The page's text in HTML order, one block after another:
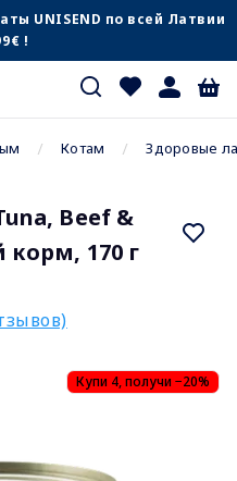
UNISEND по всей Латвии
!
Котам Здоровые
Beef &
170 г
Купи 4, получи −20%